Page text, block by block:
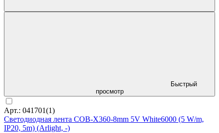
Быстрый
просмотр
Арт.: 041701(1)
Светодиодная лента COB-X360-8mm 5V White6000 (5 W/m,
IP20, 5m) (Arlight, -)